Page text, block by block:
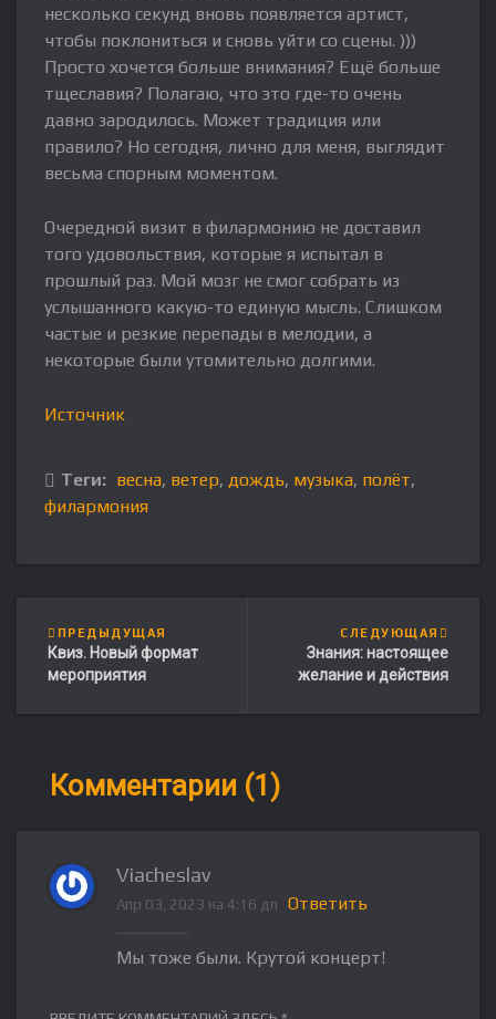
несколько секунд вновь появляется артист,
чтобы поклониться и сновь уйти со сцены. )))
Просто хочется больше внимания? Ещё больше
тщеславия? Полагаю, что это где-то очень
давно зародилось. Может традиция или
правило? Но сегодня, лично для меня, выглядит
весьма спорным моментом.
Очередной визит в филармонию не доставил
того удовольствия, которые я испытал в
прошлый раз. Мой мозг не смог собрать из
услышанного какую-то единую мысль. Слишком
частые и резкие перепады в мелодии, а
некоторые были утомительно долгими.
Источник
Теги: весна, ветер, дождь, музыка, полёт,
филармония
ПРЕДЫДУЩАЯ
Квиз. Новый формат
мероприятия
СЛЕДУЮЩАЯ
Знания: настоящее
желание и действия
Комментарии (1)
Viacheslav
Апр 03, 2023 на 4:16 дп Ответить
Мы тоже были. Крутой концерт!